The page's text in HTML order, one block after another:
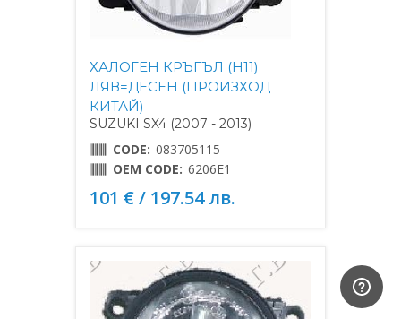
ХАЛОГЕН КРЪГЪЛ (H11)
ЛЯВ=ДЕСЕН (ПРОИЗХОД
КИТАЙ)
SUZUKI SX4 (2007 - 2013)
CODE: 083705115
OEM CODE: 6206E1
101 € / 197.54 лв.